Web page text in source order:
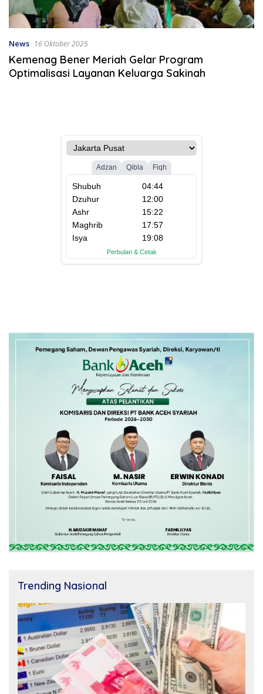
News 16 Oktober 2025
Kemenag Bener Meriah Gelar Program
Optimalisasi Layanan Keluarga Sakinah
Trending Nasional